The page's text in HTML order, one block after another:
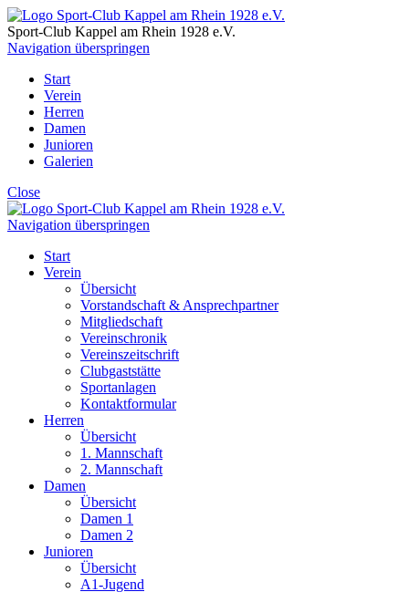
Sport-Club Kappel am Rhein 1928 e.V.
Navigation überspringen
Start
Verein
Herren
Damen
Junioren
Galerien
Close
Navigation überspringen
Start
Verein
Übersicht
Vorstandschaft & Ansprechpartner
Mitgliedschaft
Vereinschronik
Vereinszeitschrift
Clubgaststätte
Sportanlagen
Kontaktformular
Herren
Übersicht
1. Mannschaft
2. Mannschaft
Damen
Übersicht
Damen 1
Damen 2
Junioren
Übersicht
A1-Jugend